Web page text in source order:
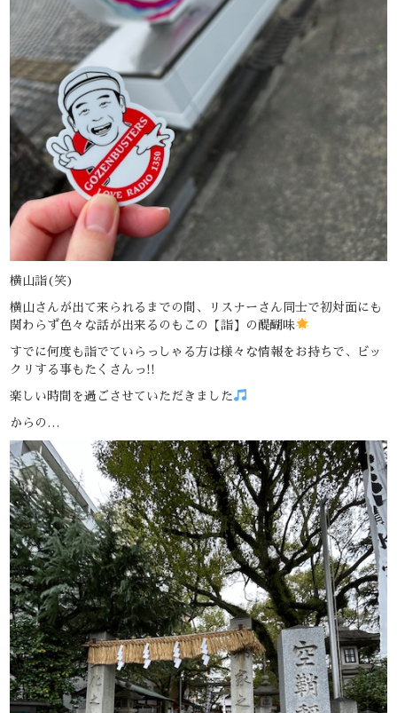
横山詣(笑)
横山さんが出て来られるまでの間、リスナーさん同士で初対面にも
関わらず色々な話が出来るのもこの【詣】の醍醐味
すでに何度も詣でていらっしゃる方は様々な情報をお持ちで、ビッ
クリする事もたくさんっ!!
楽しい時間を過ごさせていただきました
からの…